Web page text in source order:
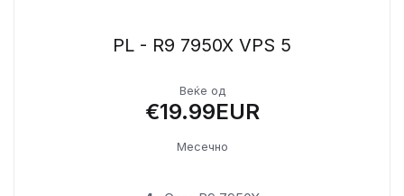
PL - R9 7950X VPS 5
Веќе од
€19.99EUR
Месечно